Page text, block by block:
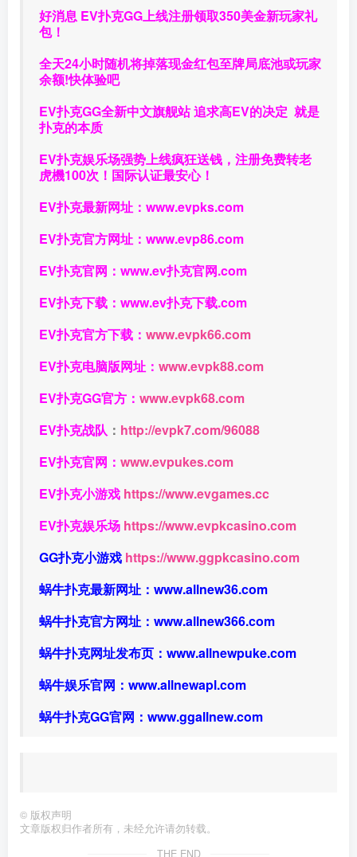
好消息 EV扑克GG上线注册领取350美金新玩家礼
包！
全天24小时随机将掉落现金红包至牌局底池或玩家
余额!快体验吧
EV扑克GG全新中文旗舰站追求高EV的决定 就是
扑克的本质
EV扑克娱乐场强势上线疯狂送钱，注册免费转老
虎機100次！国际认证最安心！
EV扑克最新网址： www.evpks.com
EV扑克官方网址： www.evp86.com
EV扑克官网： www.ev扑克官网.com
EV扑克下载： www.ev扑克下载.com
EV扑克官方下载： www.evpk66.com
EV扑克电脑版网址： www.evpk88.com
EV扑克GG官方： www.evpk68.com
EV扑克战队 ： http://evpk7.com/96088
EV扑克官网： www.evpukes.com
EV扑克小游戏 https://www.evgames.cc
EV扑克娱乐场 https://www.evpkcasino.com
GG扑克小游戏 https://www.ggpkcasino.com
蜗牛扑克最新网址： www.allnew36.com
蜗牛扑克官方网址： www.allnew366.com
蜗牛扑克网址发布页： www.allnewpuke.com
蜗牛娱乐官网： www.allnewapl.com
蜗牛扑克GG官网： www.ggallnew.com
© 版权声明
文章版权归作者所有，未经允许请勿转载。
THE END